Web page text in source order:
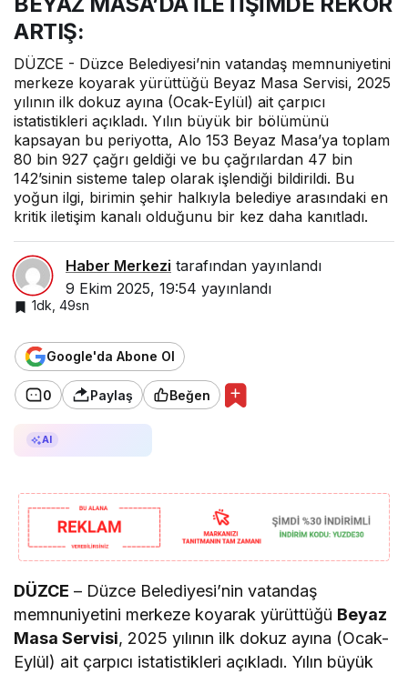
ARTIŞ:
DÜZCE - Düzce Belediyesi’nin vatandaş memnuniyetini
merkeze koyarak yürüttüğü Beyaz Masa Servisi, 2025
yılının ilk dokuz ayına (Ocak-Eylül) ait çarpıcı
istatistikleri açıkladı. Yılın büyük bir bölümünü
kapsayan bu periyotta, Alo 153 Beyaz Masa’ya toplam
80 bin 927 çağrı geldiği ve bu çağrılardan 47 bin
142’sinin sisteme talep olarak işlendiği bildirildi. Bu
yoğun ilgi, birimin şehir halkıyla belediye arasındaki en
kritik iletişim kanalı olduğunu bir kez daha kanıtladı.
Haber Merkezi tarafından yayınlandı
9 Ekim 2025, 19:54 yayınlandı
1dk, 49sn
Google'da Abone Ol
0 Paylaş Beğen
AI
DÜZCE – Düzce Belediyesi’nin vatandaş
memnuniyetini merkeze koyarak yürüttüğü Beyaz
Masa Servisi, 2025 yılının ilk dokuz ayına (Ocak-
Eylül) ait çarpıcı istatistikleri açıkladı. Yılın büyük